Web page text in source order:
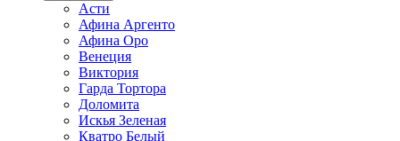
Асти
Афина Аргенто
Афина Оро
Венеция
Виктория
Гарда Тортора
Доломита
Искья Зеленая
Кватро Белый